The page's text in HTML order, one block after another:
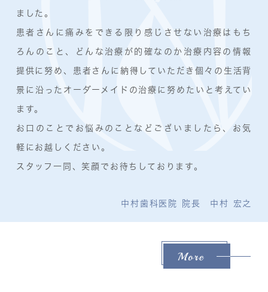
ました。
患者さんに痛みをできる限り感じさせない治療はもち
ろんのこと、どんな治療が的確なのか治療内容の情報
提供に努め、患者さんに納得していただき個々の生活背
景に沿ったオーダーメイドの治療に努めたいと考えてい
ます。
お口のことでお悩みのことなどございましたら、お気
軽にお越しください。
スタッフ一同、笑顔でお待ちしております。
中村歯科医院 院長 中村 宏之